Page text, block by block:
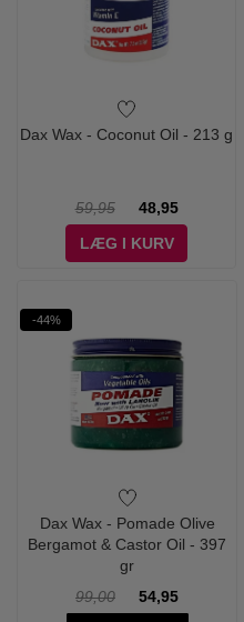
Dax Wax - Coconut Oil - 213 g
59,95
48,95
LÆG I KURV
-44%
Dax Wax - Pomade Olive
Bergamot & Castor Oil - 397
gr
99,00
54,95